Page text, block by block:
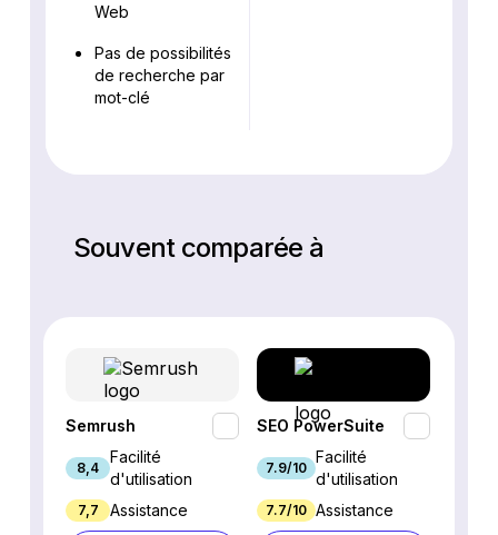
Web
Pas de possibilités
de recherche par
mot-clé
Souvent comparée à
Semrush
8,4
Facilité
d'utilisation
7,7 Assistance
SEO PowerSuite
7.9/10
Facilité
d'utilisation
7.7/10 Assistance